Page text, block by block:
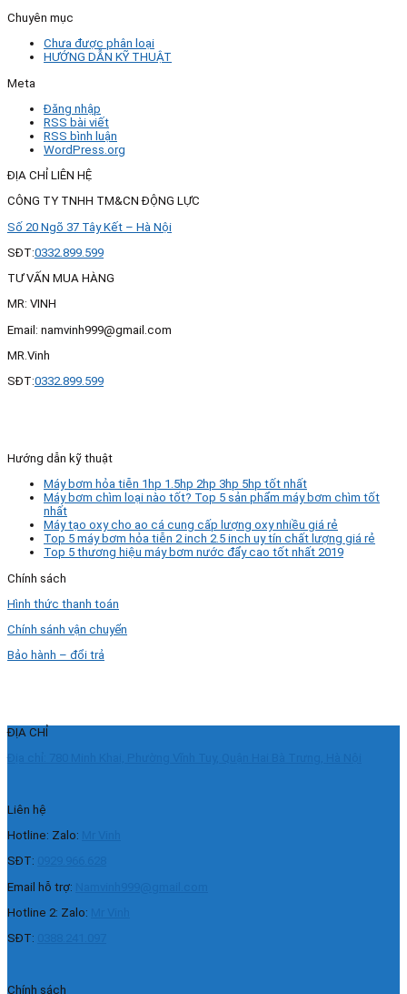
Chuyên mục
Chưa được phân loại
HƯỚNG DẪN KỸ THUẬT
Meta
Đăng nhập
RSS bài viết
RSS bình luận
WordPress.org
ĐỊA CHỈ LIÊN HỆ
CÔNG TY TNHH TM&CN ĐỘNG LỰC
Số 20 Ngõ 37 Tây Kết – Hà Nội
SĐT:0332.899.599
TƯ VẤN MUA HÀNG
MR: VINH
Email: namvinh999@gmail.com
MR.Vinh
SĐT:0332.899.599
Hướng dẫn kỹ thuật
Máy bơm hỏa tiễn 1hp 1.5hp 2hp 3hp 5hp tốt nhất
Máy bơm chìm loại nào tốt? Top 5 sản phẩm máy bơm chìm tốt
nhất
Máy tạo oxy cho ao cá cung cấp lượng oxy nhiều giá rẻ
Top 5 máy bơm hỏa tiễn 2 inch 2.5 inch uy tín chất lượng giá rẻ
Top 5 thương hiệu máy bơm nước đẩy cao tốt nhất 2019
Chính sách
Hình thức thanh toán
Chính sánh vận chuyển
Bảo hành – đổi trả
ĐỊA CHỈ
Liên hệ
Hotline: Zalo:
SĐT:
Email hỗ trợ:
Hotline 2: Zalo:
SĐT:
Chính sách